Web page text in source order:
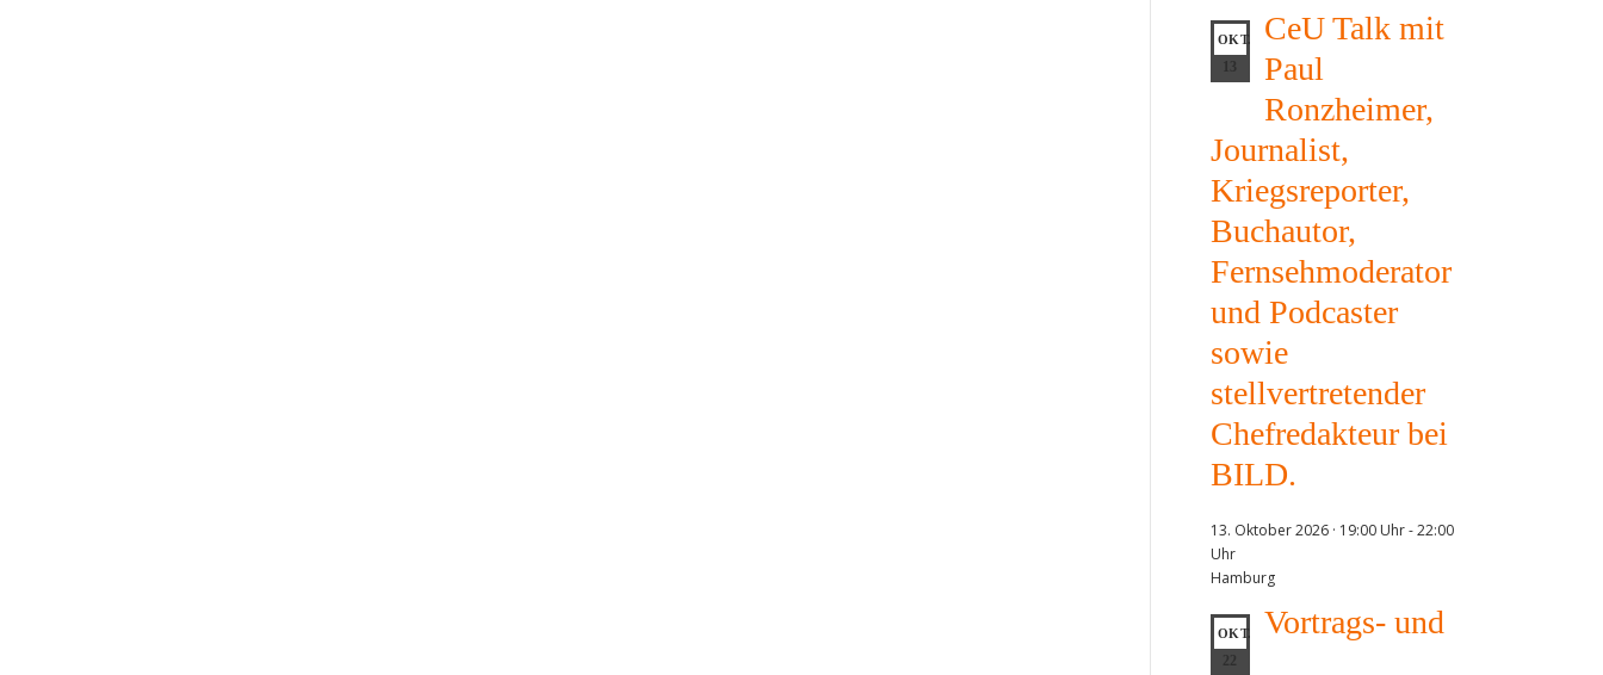
OKT.
CeU Talk mit
Paul
Ronzheimer,
Journalist,
Kriegsreporter,
Buchautor,
Fernsehmoderator
und Podcaster
sowie
stellvertretender
Chefredakteur bei
BILD.
13. Oktober 2026 · 19:00 Uhr-22:00
Uhr
Hamburg
OKT.
22
Vortrags- und